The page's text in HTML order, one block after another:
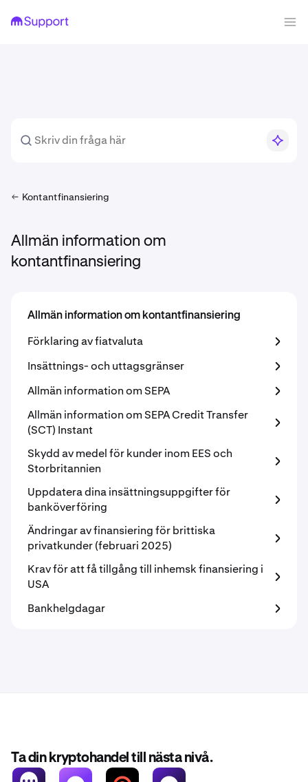
Kontantfinansiering
Allmän information om
kontantfinansiering
Allmän information om kontantfinansiering
Förklaring av fiatvaluta
Insättnings- och uttagsgränser
Allmän information om SEPA
Allmän information om SEPA Credit Transfer
(SCT) Instant
Skydd av medel för kunder inom EES och
Storbritannien
Uppdatera dina insättningsuppgifter för
banköverföring
Ändringar av finansiering för brittiska
privatkunder (februari 2025)
Krav för att få tillgång till inhemsk finansiering i
USA
Bankhelgdagar
Ta din kryptohandel till nästa nivå.